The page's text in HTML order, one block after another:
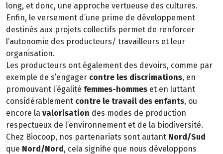
long, et donc, une approche vertueuse des cultures.
Enfin, le versement d’une prime de développement
destinés aux projets collectifs permet de renforcer
l’autonomie des producteurs/ travailleurs et leur
organisation.
Les producteurs ont également des devoirs, comme par
exemple de s’engager contre les discrimations, en
promouvant l’égalité femmes-hommes et en luttant
considérablement contre le travail des enfants, ou
encore la valorisation des modes de production
respectueux de l’environnement et de la biodiversité.
Chez Biocoop, nos partenariats sont autant Nord/Sud
que Nord/Nord, cela signifie que nous développons